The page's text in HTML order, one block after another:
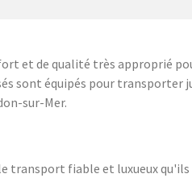
et de qualité très approprié
sont équipés pour transporter
sur-Mer.
transport fiable et luxueux